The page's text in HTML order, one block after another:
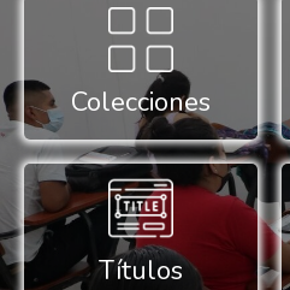
Colecciones
Títulos